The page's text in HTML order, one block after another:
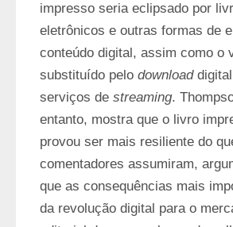
impresso seria eclipsado por
eletrônicos e outras formas de
conteúdo digital, assim como o
substituído pelo download
serviços de streaming.
entanto, mostra que o livro
provou ser mais resiliente do
comentadores assumiram,
que as consequências mais
da revolução digital para o